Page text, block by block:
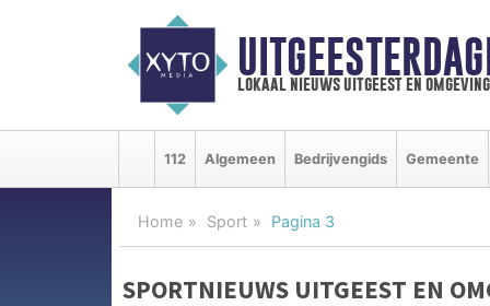
lokaal nieuws uitgeest en omgeving
112 Algemeen Bedrijvengids Gemeente
Home Sport Pagina 3
SPORTNIEUWS UITGEEST EN